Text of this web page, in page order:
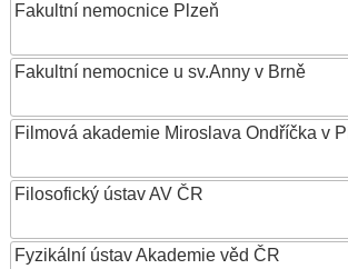
Fakultní nemocnice Plzeň
Fakultní nemocnice u sv.Anny v Brně
Filmová akademie Miroslava Ondříčka v
Filosofický ústav AV ČR
Fyzikální ústav Akademie věd ČR